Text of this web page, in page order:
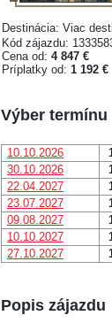
Destinácia: Viac
Kód zájazdu:
Cena od: 4 847 €
Príplatky od: 1 192 €
Výber termínu
10.10.2026
30.10.2026
22.04.2027
23.07.2027
09.08.2027
10.10.2027
27.10.2027
Popis zájazdu